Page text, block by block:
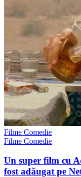
Filme Comedie
Filme Comedie
Un super film cu
fost adăugat pe